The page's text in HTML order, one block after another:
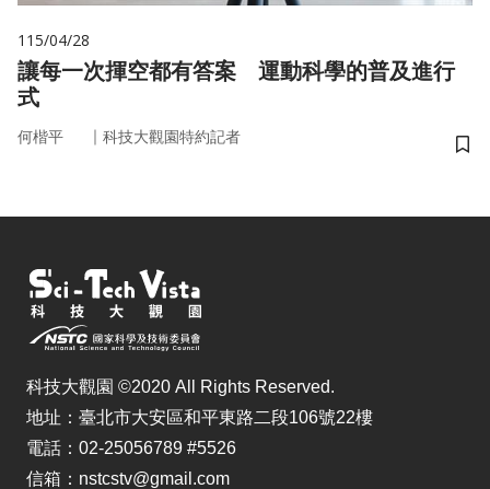
115/04/28
讓每一次揮空都有答案 運動科學的普及進行
式
何楷平 ｜ 科技大觀園特約記者
儲
科技大觀園 ©2020 All Rights Reserved.
地址：臺北市大安區和平東路二段106號22樓
電話：02-25056789 #5526
信箱：nstcstv@gmail.com